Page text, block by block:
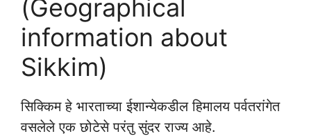
(Geographical
information about
Sikkim)
सिक्किम हे भारताच्या ईशान्येकडील हिमालय पर्वतरांगेत
वसलेले एक छोटेसे परंतु सुंदर राज्य आहे.